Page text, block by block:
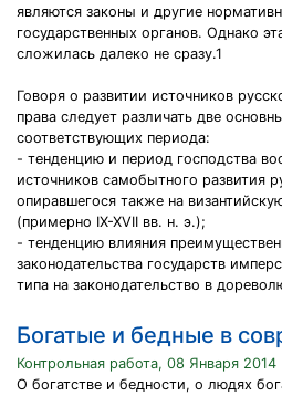
являются законы и другие
государственных органов. Однако
сложилась далеко не сразу.1
Говоря о развитии источников
права следует различать две
соответствующих периода:
- тенденцию и период господства
источников самобытного развития
опиравшегося также на
(примерно IX-XVII вв. н. э.);
- тенденцию влияния
законодательства государств
типа на законодательство в
Богатые и бедные в
Контрольная работа, 08 Января 2014
О богатстве и бедности, о людях